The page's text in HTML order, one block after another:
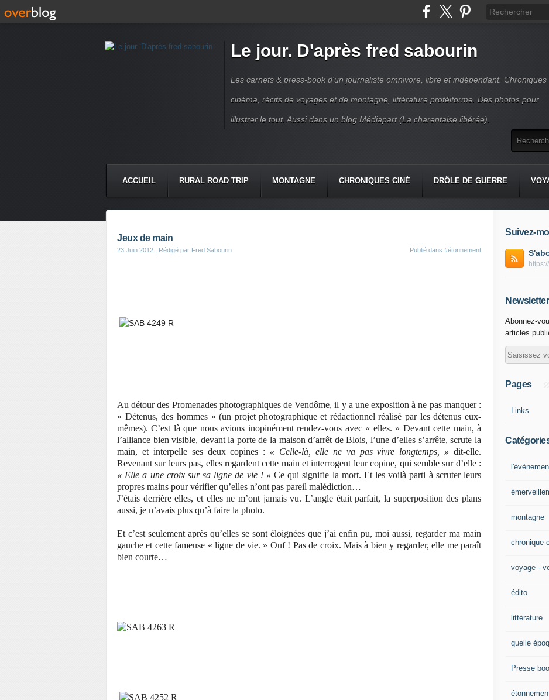
Le jour. D'après fred sabourin
Les carnets & press-book d'un journaliste omnivore, libre et indépendant. Chroniques
cinéma, récits de voyages et de montagne, littérature protéiforme. Des photos pour
illustrer le tout. Aussi dans un blog Médiapart (La charentaise libérée).
ACCUEIL RURAL ROAD TRIP MONTAGNE CHRONIQUES CINÉ DRÔLE DE GUERRE
Jeux de main
23 Juin 2012 , Rédigé par Fred Sabourin Publié dans #étonnement
Au détour des Promenades photographiques de Vendôme, il y a une exposition à ne pas manquer :
« Détenus, des hommes » (un projet photographique et rédactionnel réalisé par les détenus eux-
mêmes). C’est là que nous avions inopinément rendez-vous avec « elles. » Devant cette main, à
l’alliance bien visible, devant la porte de la maison d’arrêt de Blois, l’une d’elles s’arrête, scrute la
main, et interpelle ses deux copines : « Celle-là, elle ne va pas vivre longtemps, » dit-elle.
Revenant sur leurs pas, elles regardent cette main et interrogent leur copine, qui semble sur d’elle :
« Elle a une croix sur sa ligne de vie ! » Ce qui signifie la mort. Et les voilà parti à scruter leurs
propres mains pour vérifier qu’elles n’ont pas pareil malédiction…
J’étais derrière elles, et elles ne m’ont jamais vu. L’angle était parfait, la superposition des plans
aussi, je n’avais plus qu’à faire la photo.
Et c’est seulement après qu’elles se sont éloignées que j’ai enfin pu, moi aussi, regarder ma main
gauche et cette fameuse « ligne de vie. » Ouf ! Pas de croix. Mais à bien y regarder, elle me paraît
bien courte…
Suivez-
Newsletter
Abonnez-
articles
Pages
Links
montagne
chronique
voyage -
édito
littérature
quelle
Presse